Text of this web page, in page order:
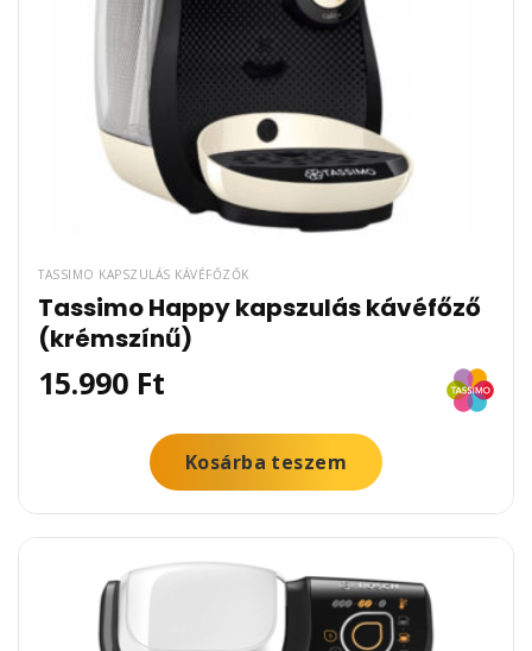
TASSIMO KAPSZULÁS KÁVÉFŐZŐK
Tassimo Happy kapszulás kávéfőző
(krémszínű)
15.990 Ft
Kosárba teszem